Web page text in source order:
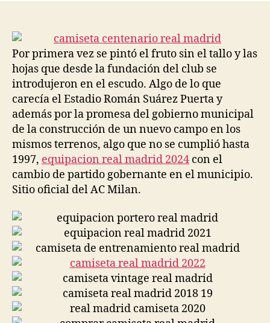
Por primera vez se pintó el fruto sin el tallo y las
hojas que desde la fundación del club se
introdujeron en el escudo. Algo de lo que
carecía el Estadio Román Suárez Puerta y
además por la promesa del gobierno municipal
de la construcción de un nuevo campo en los
mismos terrenos, algo que no se cumplió hasta
1997, equipacion real madrid 2024 con el
cambio de partido gobernante en el municipio.
Sitio oficial del AC Milan.